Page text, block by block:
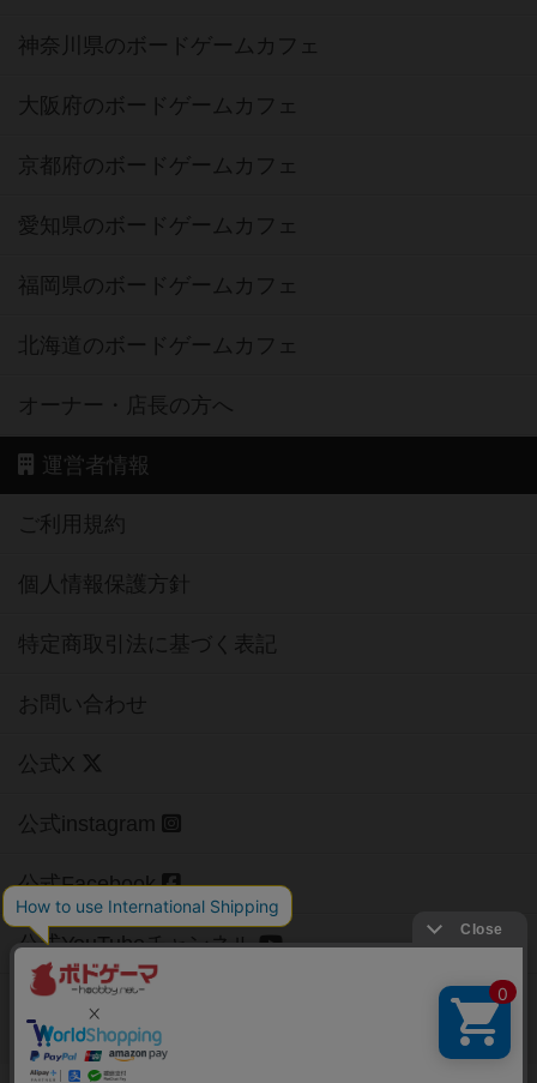
神奈川県のボードゲームカフェ
大阪府のボードゲームカフェ
京都府のボードゲームカフェ
愛知県のボードゲームカフェ
福岡県のボードゲームカフェ
北海道のボードゲームカフェ
オーナー・店長の方へ
運営者情報
ご利用規約
個人情報保護方針
特定商取引法に基づく表記
お問い合わせ
公式X
公式instagram
公式Facebook
公式YouTubeチャンネル